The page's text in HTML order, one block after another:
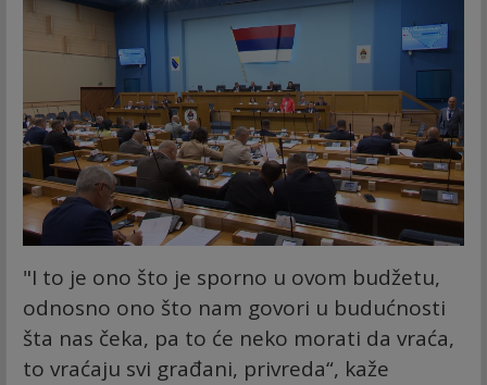
"I to je ono što je sporno u ovom budžetu,
odnosno ono što nam govori u budućnosti
šta nas čeka, pa to će neko morati da vraća,
to vraćaju svi građani, privreda“, kaže